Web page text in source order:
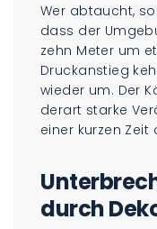
Wer abtaucht,
dass der
zehn Meter um
Druckanstieg
wieder um. Der
derart starke
einer kurzen Zeit
durch